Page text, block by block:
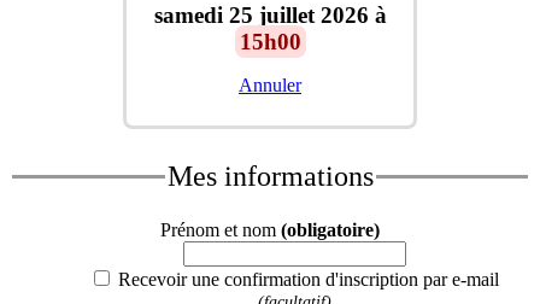
samedi 25 juillet 2026 à
15h00
Annuler
Mes informations
Prénom et nom (obligatoire)
Recevoir une confirmation d'inscription par e-mail